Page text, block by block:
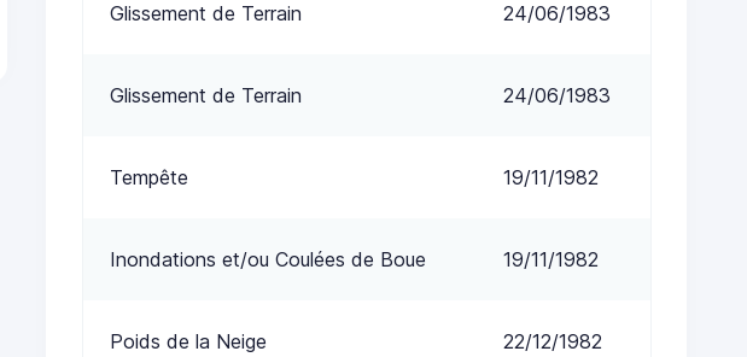
Glissement de Terrain 24/06/1983
Glissement de Terrain 24/06/1983
Tempête 19/11/1982
Inondations et/ou Coulées de Boue 19/11/1982
Poids de la Neige 22/12/1982